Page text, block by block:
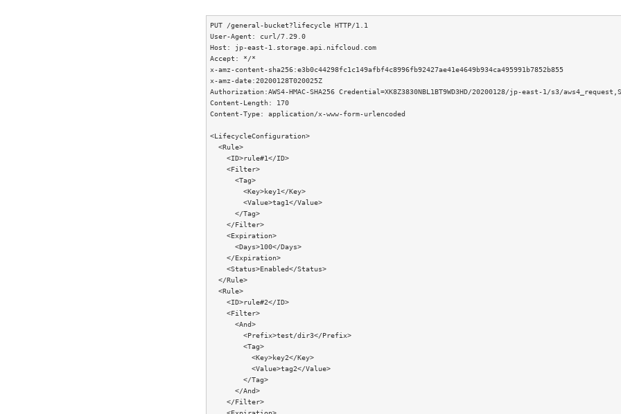
PUT /general-bucket?lifecycle HTTP/1.1
User-Agent: curl/7.29.0
Host: jp-east-1.storage.api.nifcloud.com
Accept: */*
x-amz-content-sha256:e3b0c44298fc1c149afbf4c8996fb92427ae41e4649b934ca495991b7852b855
x-amz-date:20200128T020025Z
Authorization:AWS4-HMAC-SHA256 Credential=XK8Z3830NBL1BT9WD3HD/20200128/jp-east-1/s3/
Content-Length: 170
Content-Type: application/x-www-form-urlencoded
<LifecycleConfiguration>
  <Rule>
    <ID>rule#1</ID>
    <Filter>
      <Tag>
        <Key>key1</Key>
        <Value>tag1</Value>
      </Tag>
    </Filter>
    <Expiration>
      <Days>100</Days>
    </Expiration>
    <Status>Enabled</Status>
  </Rule>
  <Rule>
    <ID>rule#2</ID>
    <Filter>
      <And>
        <Prefix>test/dir3</Prefix>
        <Tag>
          <Key>key2</Key>
          <Value>tag2</Value>
        </Tag>
      </And>
    </Filter>